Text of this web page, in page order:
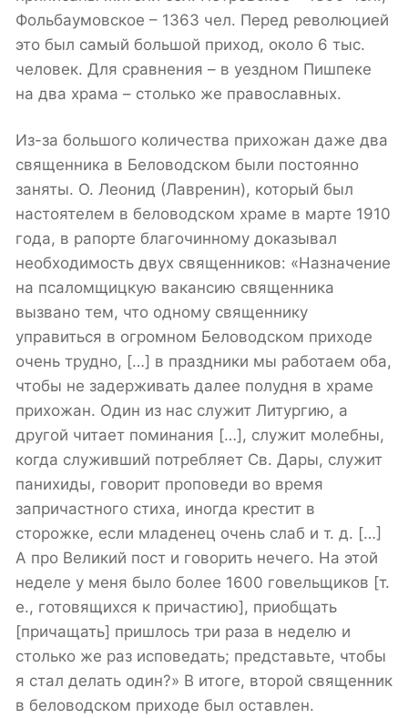
Фольбаумовское – 1363 чел. Перед революцией
это был самый большой приход, около 6 тыс.
человек. Для сравнения – в уездном Пишпеке
на два храма – столько же православных.
Из-за большого количества прихожан даже два
священника в Беловодском были постоянно
заняты. О. Леонид (Лавренин), который был
настоятелем в беловодском храме в марте 1910
года, в рапорте благочинному доказывал
необходимость двух священников: «Назначение
на псаломщицкую вакансию священника
вызвано тем, что одному священнику
управиться в огромном Беловодском приходе
очень трудно, […] в праздники мы работаем оба,
чтобы не задерживать далее полудня в храме
прихожан. Один из нас служит Литургию, а
другой читает поминания […], служит молебны,
когда служивший потребляет Св. Дары, служит
панихиды, говорит проповеди во время
запричастного стиха, иногда крестит в
сторожке, если младенец очень слаб и т. д. […]
А про Великий пост и говорить нечего. На этой
неделе у меня было более 1600 говельщиков [т.
е., готовящихся к причастию], приобщать
[причащать] пришлось три раза в неделю и
столько же раз исповедать; представьте, чтобы
я стал делать один?» В итоге, второй священник
в беловодском приходе был оставлен.